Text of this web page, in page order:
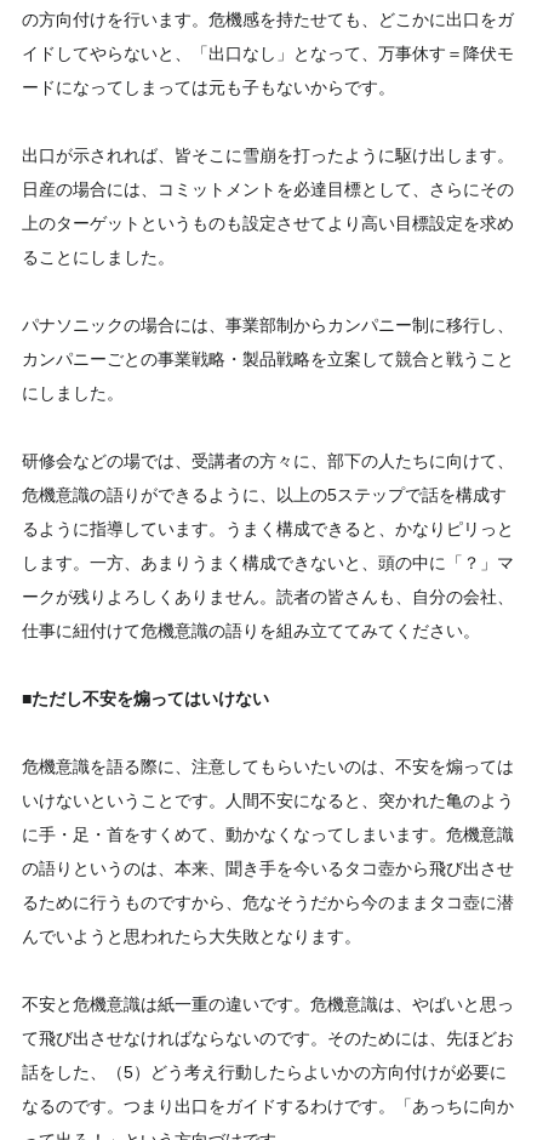
の方向付けを行います。危機感を持たせても、どこかに出口をガ
イドしてやらないと、「出口なし」となって、万事休す＝降伏モ
ードになってしまっては元も子もないからです。
出口が示されれば、皆そこに雪崩を打ったように駆け出します。
日産の場合には、コミットメントを必達目標として、さらにその
上のターゲットというものも設定させてより高い目標設定を求め
ることにしました。
パナソニックの場合には、事業部制からカンパニー制に移行し、
カンパニーごとの事業戦略・製品戦略を立案して競合と戦うこと
にしました。
研修会などの場では、受講者の方々に、部下の人たちに向けて、
危機意識の語りができるように、以上の5ステップで話を構成す
るように指導しています。うまく構成できると、かなりピリっと
します。一方、あまりうまく構成できないと、頭の中に「？」マ
ークが残りよろしくありません。読者の皆さんも、自分の会社、
仕事に紐付けて危機意識の語りを組み立ててみてください。
■ただし不安を煽ってはいけない
危機意識を語る際に、注意してもらいたいのは、不安を煽っては
いけないということです。人間不安になると、突かれた亀のよう
に手・足・首をすくめて、動かなくなってしまいます。危機意識
の語りというのは、本来、聞き手を今いるタコ壺から飛び出させ
るために行うものですから、危なそうだから今のままタコ壺に潜
んでいようと思われたら大失敗となります。
不安と危機意識は紙一重の違いです。危機意識は、やばいと思っ
て飛び出させなければならないのです。そのためには、先ほどお
話をした、（5）どう考え行動したらよいかの方向付けが必要に
なるのです。つまり出口をガイドするわけです。「あっちに向か